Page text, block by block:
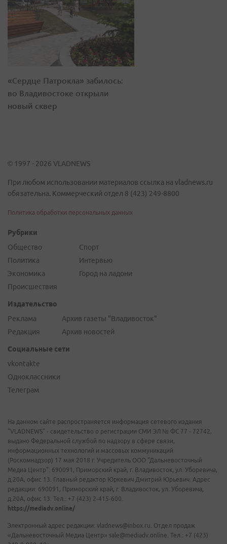
«Сердце Патрокла» забилось:
во Владивостоке открыли
новый сквер
© 1997 - 2026 VLADNEWS
При любом использовании материалов ссылка на vladnews.ru
обязательна. Коммерческий отдел 8 (423) 249-8800
Политика обработки персональных данных
Рубрики
Общество
Политика
Экономика
Происшествия
Спорт
Интервью
Город на ладони
Издательство
Реклама
Редакция
Архив газеты "Владивосток"
Архив новостей
Социальные сети
vkontakte
Одноклассники
Телеграм
На данном сайте распространяется информация сетевого издания
"VLADNEWS" - свидетельство о регистрации СМИ ЭЛ № ФС 77 - 72742,
выдано Федеральной службой по надзору в сфере связи,
информационных технологий и массовых коммуникаций
(Роскомнадзор) 17 мая 2018 г. Учредитель ООО "Дальневосточный
Медиа Центр". 690091, Приморский край, г. Владивосток, ул. Уборевича,
д.20А, офис 13. Главный редактор Юркевич Дмитрий Юрьевич. Адрес
редакции: 690091, Приморский край, г. Владивосток, ул. Уборевича,
д.20А, офис 13. Тел.: +7 (423) 2-415-600.
https://mediadv.online/
Электронный адрес редакции: vladnews@inbox.ru. Отдел продаж
«Дальневосточный Медиа Центр» sale@mediadv.online. Тел.: +7 (423)